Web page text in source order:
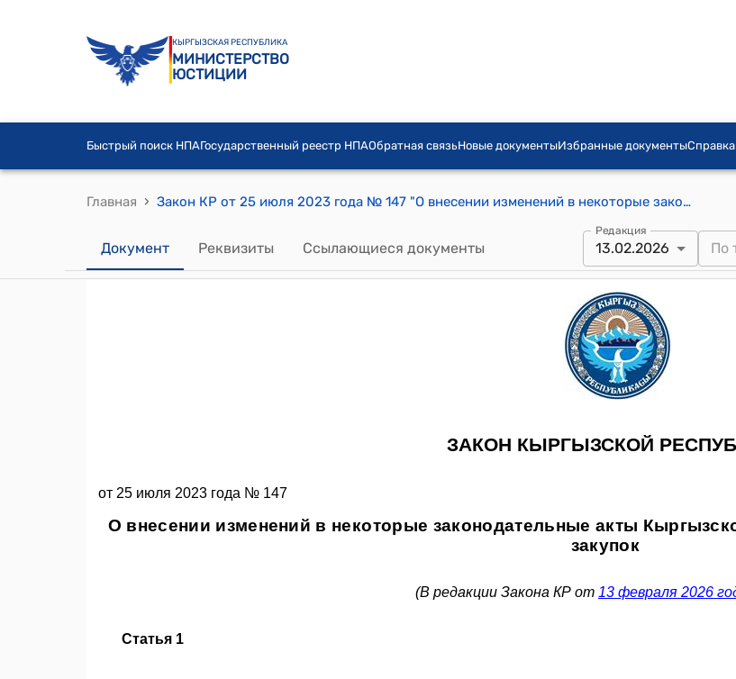
КЫРГЫЗСКАЯ РЕСПУБЛИКА
МИНИСТЕРСТВО
ЮСТИЦИИ
Быстрый поиск НПАГосударственный реестр НПАОбратная связьНовые документыИзбранные документыСправка
Главная › Закон КР от 25 июля 2023 года № 147 "О внесении изменений в некоторые законодательные акты Кыргызской Республики в сфере государственных закупок"
Документ Реквизиты Ссылающиеся документы
Редакция
13.02.2026